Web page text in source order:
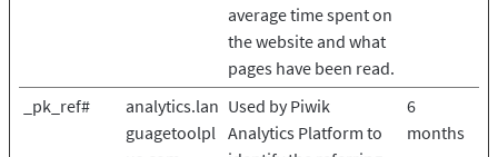
average time spent on
the website and what
pages have been read.
_pk_ref#
analytics.lan
guagetoolpl
Used by Piwik
Analytics Platform to
6
months